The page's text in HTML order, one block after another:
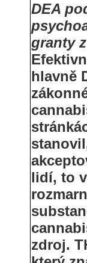
DEA
granty
hlavně
lidí, to
zdroj.